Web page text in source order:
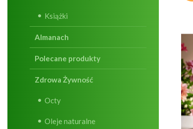
Książki
Almanach
Polecane produkty
Zdrowa Żywność
Octy
Oleje naturalne